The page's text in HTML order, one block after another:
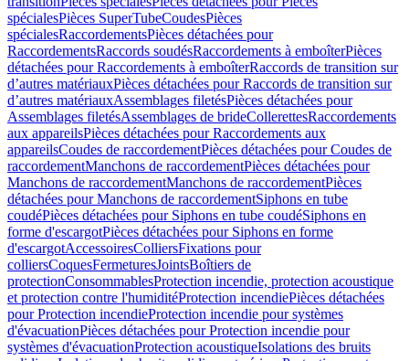
spécialesPièces SuperTubeCoudesPièces
spécialesRaccordementsPièces détachées pour
RaccordementsRaccords soudésRaccordements à emboîterPièces
détachées pour Raccordements à emboîterRaccords de transition sur
d’autres matériauxPièces détachées pour Raccords de transition sur
d’autres matériauxAssemblages filetésPièces détachées pour
Assemblages filetésAssemblages de brideCollerettesRaccordements
aux appareilsPièces détachées pour Raccordements aux
appareilsCoudes de raccordementPièces détachées pour Coudes de
raccordementManchons de raccordementPièces détachées pour
Manchons de raccordementManchons de raccordementPièces
détachées pour Manchons de raccordementSiphons en tube
coudéPièces détachées pour Siphons en tube coudéSiphons en
forme d'escargotPièces détachées pour Siphons en forme
d'escargotAccessoiresColliersFixations pour
colliersCoquesFermeturesJointsBoîtiers de
protectionConsommablesProtection incendie, protection acoustique
et protection contre l'humiditéProtection incendiePièces détachées
pour Protection incendieProtection incendie pour systèmes
d'évacuationPièces détachées pour Protection incendie pour
systèmes d'évacuationProtection acoustiqueIsolations des bruits